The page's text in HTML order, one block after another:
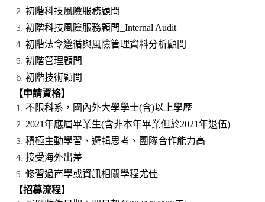
初階科技風險服務顧問
初階科技風險服務顧問 _Internal Audit
初階法令遵循與風險管理資料分析顧問
初階管理顧問
初階技術顧問
【申請資格】
不限科系，國內外大學學士(含)以上學歷
2021年應屆畢業生(含非本年畢業但於2021年退伍)
積極主動學習、邏輯思考、團隊合作能力高
接受海外出差
修習過商學或資訊相關學程尤佳
【招募流程】